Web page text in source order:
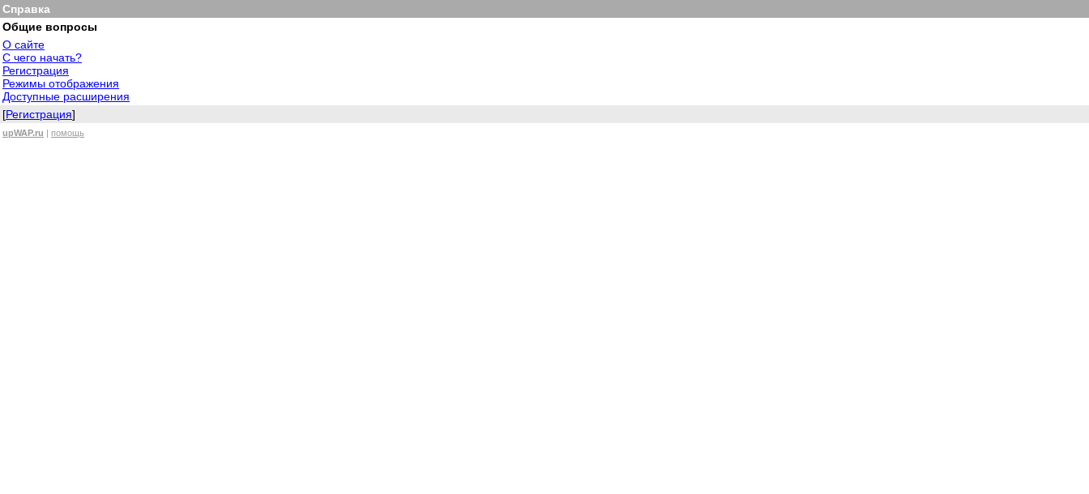
Справка
Общие вопросы
О сайте
С чего начать?
Регистрация
Режимы отображения
Доступные расширения
[Регистрация]
upWAP.ru | помощь